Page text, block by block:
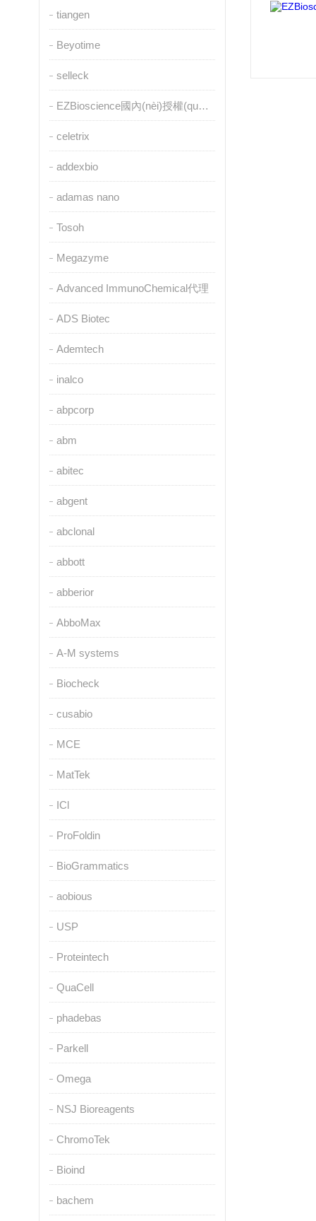
tiangen
Beyotime
selleck
EZBioscience國內(nèi)授權(quán)代理
celetrix
addexbio
adamas nano
Tosoh
Megazyme
Advanced ImmunoChemical代理
ADS Biotec
Ademtech
inalco
abpcorp
abm
abitec
abgent
abclonal
abbott
abberior
AbboMax
A-M systems
Biocheck
cusabio
MCE
MatTek
ICl
ProFoldin
BioGrammatics
aobious
USP
Proteintech
QuaCell
phadebas
Parkell
Omega
NSJ Bioreagents
ChromoTek
Bioind
bachem